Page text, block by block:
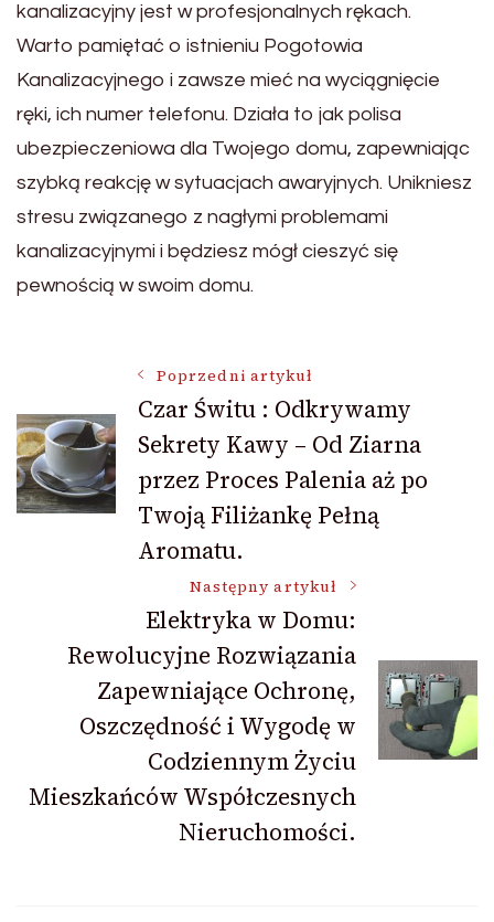
kanalizacyjny jest w profesjonalnych rękach.
Warto pamiętać o istnieniu Pogotowia
Kanalizacyjnego i zawsze mieć na wyciągnięcie
ręki, ich numer telefonu. Działa to jak polisa
ubezpieczeniowa dla Twojego domu, zapewniając
szybką reakcję w sytuacjach awaryjnych. Unikniesz
stresu związanego z nagłymi problemami
kanalizacyjnymi i będziesz mógł cieszyć się
pewnością w swoim domu.
Nawigacja
wpisu
Poprzedni artykuł
Czar Świtu : Odkrywamy
Sekrety Kawy – Od Ziarna
przez Proces Palenia aż po
Twoją Filiżankę Pełną
Aromatu.
Następny artykuł
Elektryka w Domu:
Rewolucyjne Rozwiązania
Zapewniające Ochronę,
Oszczędność i Wygodę w
Codziennym Życiu
Mieszkańców Współczesnych
Nieruchomości.